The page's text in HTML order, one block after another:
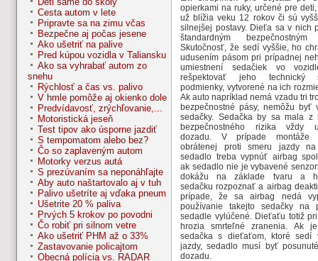
Cesta autom v lete
Pripravte sa na zimu včas
Bezpečne aj počas jesene
Ako ušetriť na palive
Pred kúpou vozidla v Taliansku
Ako sa vyhrabať autom zo
snehu
Rýchlosť a čas vs. palivo
V hmle pomôže aj okienko dole
Predvídavosť, zrýchľovanie,...
Motoristická jeseň
Test tipov ako úsporne jazdiť
S tempomatom alebo bez?
Čo so zaplaveným autom
Motorky verzus autá
S prezúvaním sa neponáhľajte
Aby auto naštartovalo aj v tuh
Palivo ušetríte aj vďaka pneum
Ušetrite 20 % paliva
Prvých 5 krokov po povodni
Čo robiť pri silnom vetre
Ako ušetriť PHM až o 33%
Zastavovanie policajtom
Obecná polícia vs. RADAR
opierkami na ruky, určené pre
už blížia veku 12 rokov či sú
silnejšej postavy. Dieťa sa v nich
štandardným bezpečnostným
Skutočnosť, že sedí vyššie, ho
udusením pásom pri prípadnej
umiestnení sedačiek vo
rešpektovať jeho
podmienky, vytvorené na ich
Ak auto napríklad nemá vzadu tri
bezpečnostné pásy, nemôžu byť
sedačky. Sedačka by sa mala z
bezpečnostného rizika vždy
dozadu. V prípade montáže
obrátenej proti smeru jazdy
sedadlo treba vypnúť airbag
ak sedadlo nie je vybavené
dokážu na základe tvaru a
sedačku rozpoznať a airbag
prípade, že sa airbag nedá
používanie takejto sedačky na
sedadle vylúčené. Dieťaťu totiž
hrozia smrteľné zranenia. Ak
sedačka s dieťaťom, ktoré sedí
jazdy, sedadlo musí byť
dozadu.